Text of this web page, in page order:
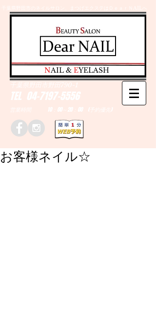
千葉県野田市のネイルサロン、まつげエクステはＤｅａｒＮAILへ
TEL 04-7197-5556
営業時間 10：00～20：00 (予約優先)
千葉県野田市野田790-1
​NAIL & EYELASH
お客様ネイル☆